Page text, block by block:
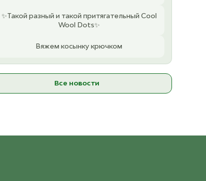
✨Такой разный и такой притягательный Cool
Wool Dots✨
Вяжем косынку крючком
Все новости